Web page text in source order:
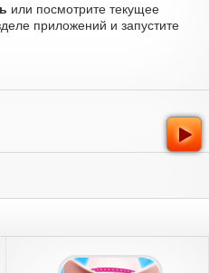
или посмотрите текущее
приложений и запустите